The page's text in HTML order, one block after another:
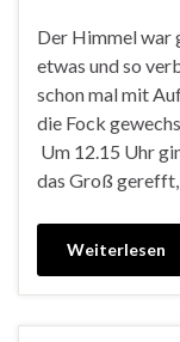
Der Himmel war
etwas und so
schon mal mit
die Fock
Um 12.15 Uhr
das Groß
Weiterlesen